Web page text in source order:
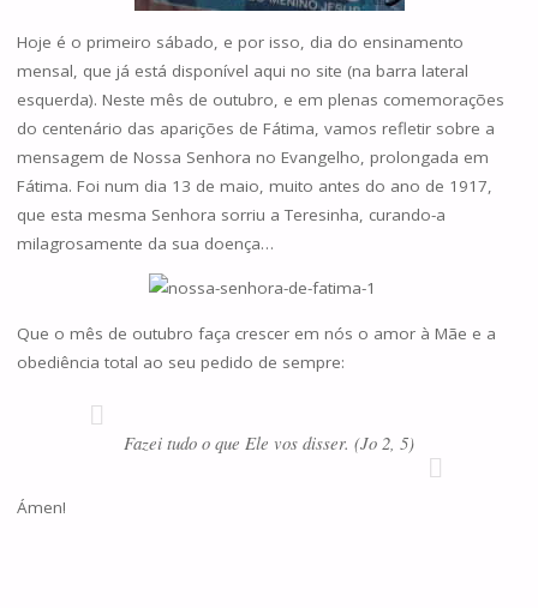
Hoje é o primeiro sábado, e por isso, dia do ensinamento
mensal, que já está disponível aqui no site (na barra lateral
esquerda). Neste mês de outubro, e em plenas comemorações
do centenário das aparições de Fátima, vamos refletir sobre a
mensagem de Nossa Senhora no Evangelho, prolongada em
Fátima. Foi num dia 13 de maio, muito antes do ano de 1917,
que esta mesma Senhora sorriu a Teresinha, curando-a
milagrosamente da sua doença…
Que o mês de outubro faça crescer em nós o amor à Mãe e a
obediência total ao seu pedido de sempre:
Fazei tudo o que Ele vos disser. (Jo 2, 5)
Ámen!